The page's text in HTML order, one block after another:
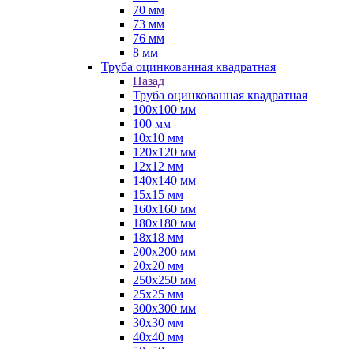
70 мм
73 мм
76 мм
8 мм
Труба оцинкованная квадратная
Назад
Труба оцинкованная квадратная
100х100 мм
100 мм
10х10 мм
120х120 мм
12х12 мм
140х140 мм
15х15 мм
160х160 мм
180х180 мм
18х18 мм
200х200 мм
20х20 мм
250х250 мм
25х25 мм
300х300 мм
30х30 мм
40х40 мм